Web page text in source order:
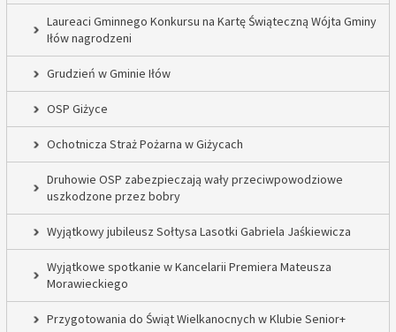
Laureaci Gminnego Konkursu na Kartę Świąteczną Wójta Gminy
Iłów nagrodzeni
Grudzień w Gminie Iłów
OSP Giżyce
Ochotnicza Straż Pożarna w Giżycach
Druhowie OSP zabezpieczają wały przeciwpowodziowe
uszkodzone przez bobry
Wyjątkowy jubileusz Sołtysa Lasotki Gabriela Jaśkiewicza
Wyjątkowe spotkanie w Kancelarii Premiera Mateusza
Morawieckiego
Przygotowania do Świąt Wielkanocnych w Klubie Senior+